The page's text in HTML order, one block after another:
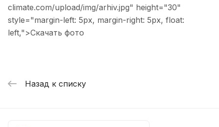
climate.com/upload/img/arhiv.jpg" height="30"
style="margin-left: 5px, margin-right: 5px, float:
left,">Скачать фото
Назад к списку